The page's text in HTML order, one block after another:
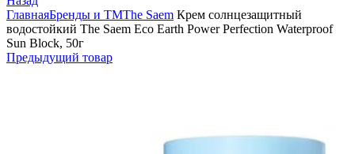
ГлавнаяБренды и ТМThe Saem Крем солнцезащитный
водостойкий The Saem Eco Earth Power Perfection Waterproof
Sun Block, 50г
Предыдущий товар